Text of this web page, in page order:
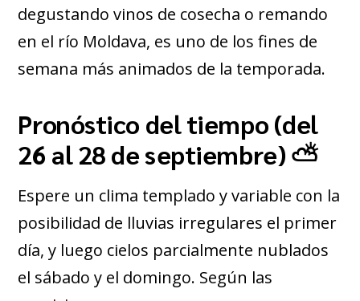
degustando vinos de cosecha o remando
en el río Moldava, es uno de los fines de
semana más animados de la temporada.
Pronóstico del tiempo (del
26 al 28 de septiembre) ⛅
Espere un clima templado y variable con la
posibilidad de lluvias irregulares el primer
día, y luego cielos parcialmente nublados
el sábado y el domingo. Según las